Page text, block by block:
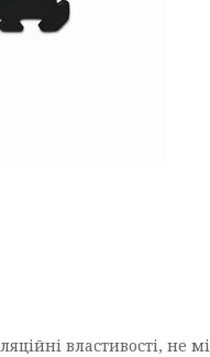
властивості, не